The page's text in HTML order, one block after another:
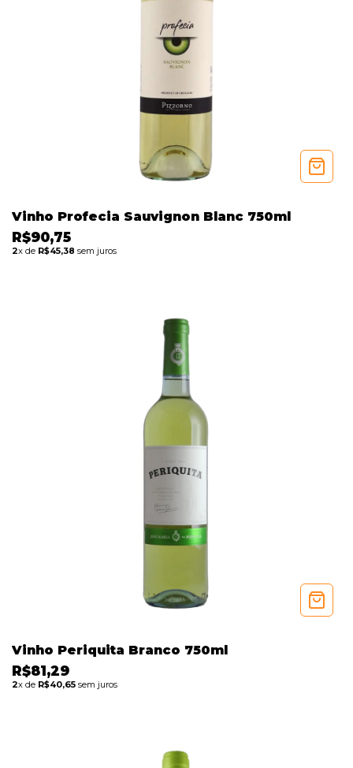
Vinho Profecia Sauvignon Blanc 750ml
R$90,75
2x de R$45,38 sem juros
Vinho Periquita Branco 750ml
R$81,29
2x de R$40,65 sem juros